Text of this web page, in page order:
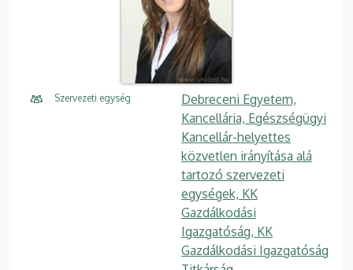
Szervezeti egység
Debreceni Egyetem,
Kancellária, Egészségügyi
Kancellár-helyettes
közvetlen irányítása alá
tartozó szervezeti
egységek, KK
Gazdálkodási
Igazgatóság, KK
Gazdálkodási Igazgatóság